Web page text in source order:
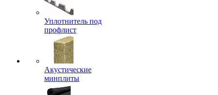
Уплотнитель под
профлист
Акустические
минплиты